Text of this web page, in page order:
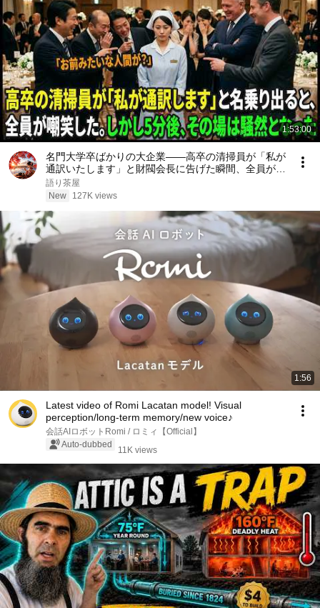
1:53:00
名門大学卒ばかりの大企業――高卒の清掃員が「私が
通訳いたします」と財閥会長に告げた瞬間、全員が嘲
笑した。しかし5分後、その場は静まり返った。#動
エピソード#老後の物語 #家族の物語
語り茶屋
New
127K views
1:56
Latest video of Romi Lacatan model! Visual
perception/long-term memory/new voice♪
会話AIロボットRomi / ロミィ【Official】
Auto-dubbed
11K views